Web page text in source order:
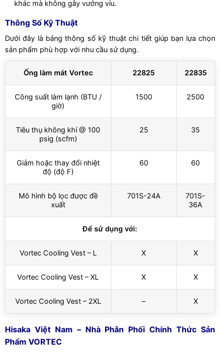
khác mà không gây vướng víu.
Thông Số Kỹ Thuật
Dưới đây là bảng thông số kỹ thuật chi tiết giúp bạn lựa chọn
sản phẩm phù hợp với nhu cầu sử dụng.
Ống làm mát Vortec 22825 22835
Công suất làm lạnh (BTU /
giờ)
1500 2500
Tiêu thụ không khí @ 100
psig (scfm)
25 35
Giảm hoặc thay đổi nhiệt
độ (độ F)
60 60
Mô hình bộ lọc được đề
xuất
701S-24A
701S-
36A
Để sử dụng với:
Vortec Cooling Vest – L X X
Vortec Cooling Vest – XL X X
Vortec Cooling Vest – 2XL – X
Hisaka Việt Nam – Nhà Phân Phối Chính Thức Sản
Phẩm VORTEC